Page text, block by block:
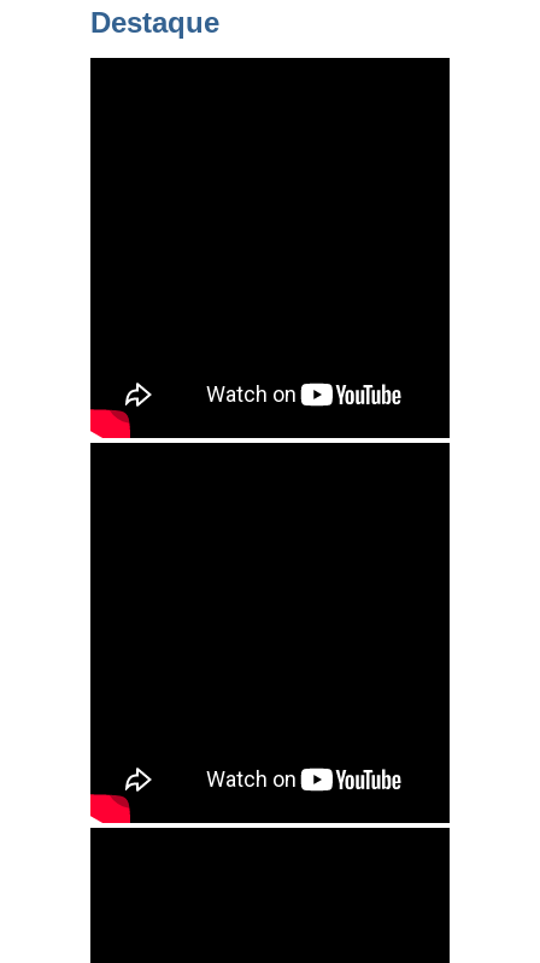
Destaque